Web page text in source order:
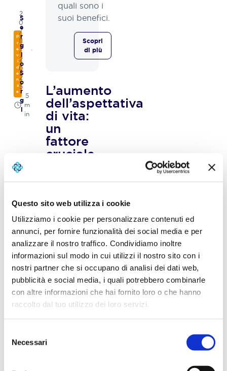
Questo sito web utilizza i cookie
Utilizziamo i cookie per personalizzare contenuti ed
annunci, per fornire funzionalità dei social media e per
analizzare il nostro traffico. Condividiamo inoltre
informazioni sul modo in cui utilizzi il nostro sito con i
nostri partner che si occupano di analisi dei dati web,
pubblicità e social media, i quali potrebbero combinarle
con altre informazioni che hai fornito loro o che hanno
raccolto dal tuo utilizzo dei loro servizi.
delNecessari
P
r
e
v
i
d
e
n
z
a
2
0
/
11
/
2
0
2
5
5
m
in
S
e
r
g
i
o
S
o
r
g
i
Scopri
di più
quali sono i
suoi benefici.
L’aumento
dell’aspettativa
di vita:
un
fattore
cruciale
tema della
vita, il
continuo
spostamento
in avanti è
fonte di
meraviglia al
contempo.Il
numero di
gennaio 2024,